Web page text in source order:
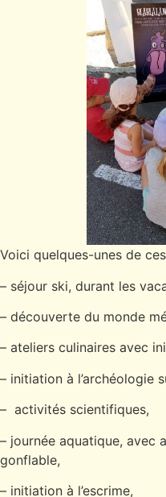
Voici quelques-unes de
– séjour ski, durant les
– découverte du monde
– ateliers culinaires avec
– initiation à l’archéologie
– activités scientifiques,
– journée aquatique, avec
gonflable,
– initiation à l’escrime,